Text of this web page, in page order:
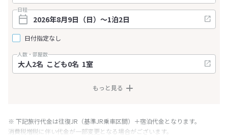
日程
日付指定なし
人数・部屋数
もっと見る
※ 下記旅行代金は往復JR（基準JR乗車区間）＋宿泊代金となります。
消費税増税に伴い代金が一部変更となる場合がございます。